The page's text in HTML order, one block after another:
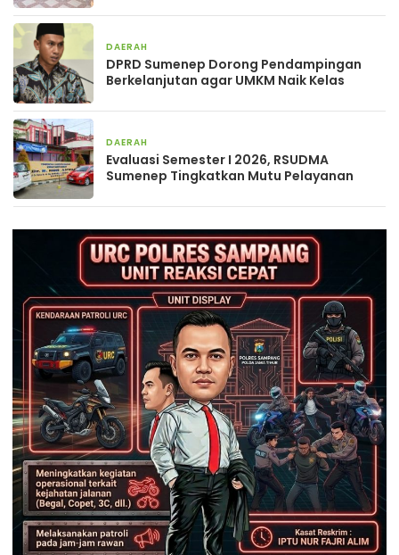
DAERAH
DPRD Sumenep Dorong Pendampingan
Berkelanjutan agar UMKM Naik Kelas
DAERAH
Evaluasi Semester I 2026, RSUDMA
Sumenep Tingkatkan Mutu Pelayanan